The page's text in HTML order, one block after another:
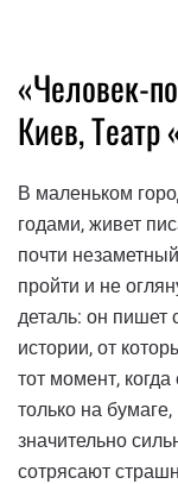
«Человек-
Киев, Театр
В маленьком
годами, живет
почти
пройти и не
деталь: он
истории, от
тот момент,
только на
значительно
сотрясают